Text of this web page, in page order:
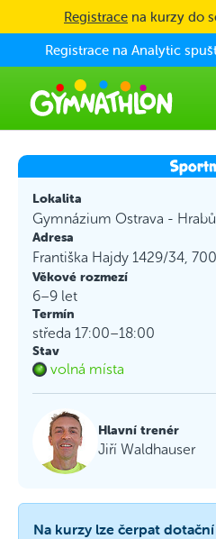
Skip to main content
Registrace na kurzy do
Registrace na Analytic
Lokalita
Gymnázium Ostrava -
Adresa
Františka Hajdy 1429/34,
Věkové rozmezí
6–9 let
Termín
středa 17:00–18:00
Stav
volná místa
Hlavní trenér
Jiří Waldhauser
Na kurzy lze čerpat